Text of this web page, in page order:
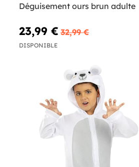
Déguisement ours brun adulte
23,99 € 32,99 €
DISPONIBLE